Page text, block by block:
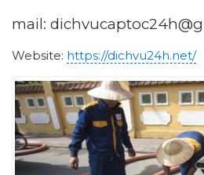
mail:
Website: https://dichvu24h.net/